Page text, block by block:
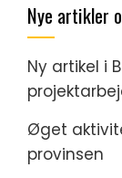
Nye artikler
Ny artikel i
Øget
provinsen